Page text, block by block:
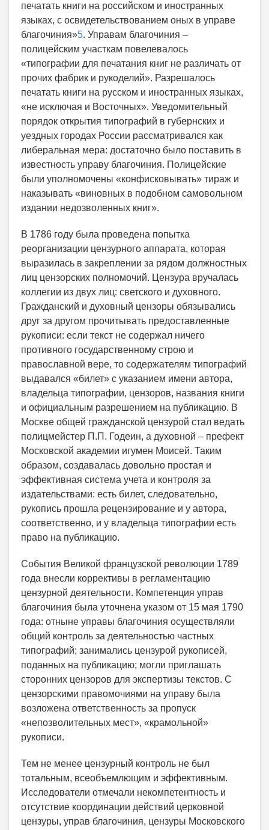
печатать книги на российском и иностранных
языках, с освидетельствованием оных в управе
благочиния»5. Управам благочиния –
полицейским участкам повелевалось
«типографии для печатания книг не различать от
прочих фабрик и рукоделий». Разрешалось
печатать книги на русском и иностранных языках,
«не исключая и Восточных». Уведомительный
порядок открытия типографий в губернских и
уездных городах России рассматривался как
либеральная мера: достаточно было поставить в
известность управу благочиния. Полицейские
были уполномочены «конфисковывать» тираж и
наказывать «виновных в подобном самовольном
издании недозволенных книг».
В 1786 году была проведена попытка
реорганизации цензурного аппарата, которая
выразилась в закреплении за рядом должностных
лиц цензорских полномочий. Цензура вручалась
коллегии из двух лиц: светского и духовного.
Гражданский и духовный цензоры обязывались
друг за другом прочитывать предоставленные
рукописи: если текст не содержал ничего
противного государственному строю и
православной вере, то содержателям типографий
выдавался «билет» с указанием имени автора,
владельца типографии, цензоров, названия книги
и официальным разрешением на публикацию. В
Москве общей гражданской цензурой стал ведать
полицмейстер П.П. Годеин, а духовной – префект
Московской академии игумен Моисей. Таким
образом, создавалась довольно простая и
эффективная система учета и контроля за
издательствами: есть билет, следовательно,
рукопись прошла рецензирование и у автора,
соответственно, и у владельца типографии есть
право на публикацию.
События Великой французской революции 1789
года внесли коррективы в регламентацию
цензурной деятельности. Компетенция управ
благочиния была уточнена указом от 15 мая 1790
года: отныне управы благочиния осуществляли
общий контроль за деятельностью частных
типографий; занимались цензурой рукописей,
поданных на публикацию; могли приглашать
сторонних цензоров для экспертизы текстов. С
цензорскими правомочиями на управу была
возложена ответственность за пропуск
«непозволительных мест», «крамольной»
рукописи.
Тем не менее цензурный контроль не был
тотальным, всеобъемлющим и эффективным.
Исследователи отмечали некомпетентность и
отсутствие координации действий церковной
цензуры, управ благочиния, цензуры Московского